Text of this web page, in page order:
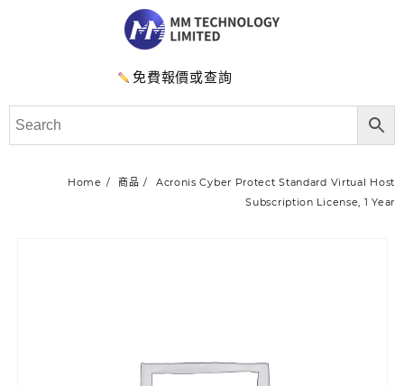
免費報價或查詢
Home 商品
Acronis Cyber Protect Standard Virtual Host
Subscription License, 1 Year